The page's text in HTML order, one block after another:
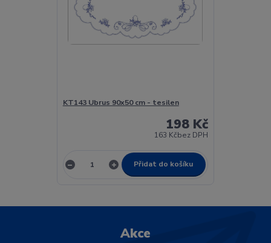
KT143 Ubrus 90x50 cm - tesilen
198 Kč
163 Kčbez DPH
Přidat do košíku
Akce